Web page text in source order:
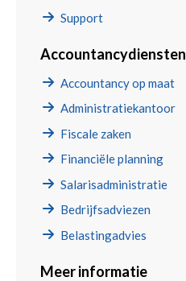
Support
Accountancydiensten
Accountancy op maat
Administratiekantoor
Fiscale zaken
Financiële planning
Salarisadministratie
Bedrijfsadviezen
Belastingadvies
Meer informatie